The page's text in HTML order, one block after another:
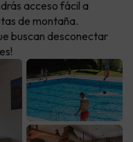
acceso fácil a
de montaña.
buscan desconectar